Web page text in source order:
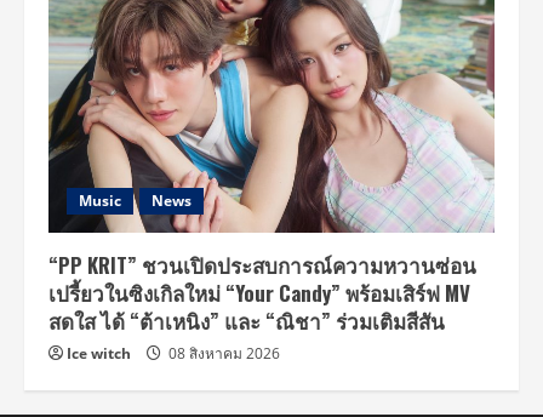
Music News
“PP KRIT” ชวนเปิดประสบการณ์ความหวานซ่อน
เปรี้ยวในซิงเกิลใหม่ “Your Candy” พร้อมเสิร์ฟ MV
สดใส ได้ “ต้าเหนิง” และ “ณิชา” ร่วมเติมสีสัน
Ice witch 08 สิงหาคม 2026